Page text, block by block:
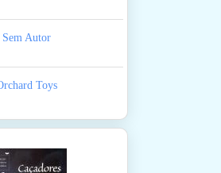
Sem Autor
Toys